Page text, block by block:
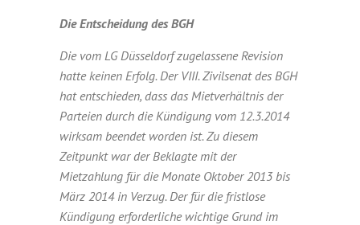
Die Entscheidung des BGH
Die vom LG Düsseldorf zugelassene Revision
hatte keinen Erfolg. Der VIII. Zivilsenat des BGH
hat entschieden, dass das Mietverhältnis der
Parteien durch die Kündigung vom 12.3.2014
wirksam beendet worden ist. Zu diesem
Zeitpunkt war der Beklagte mit der
Mietzahlung für die Monate Oktober 2013 bis
März 2014 in Verzug. Der für die fristlose
Kündigung erforderliche wichtige Grund im